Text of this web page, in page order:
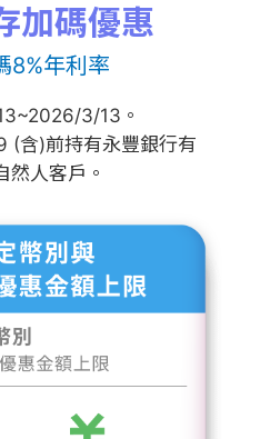
加碼優惠
8%年利率
3/13。
(含)前持有永豐銀行有
然人客戶。